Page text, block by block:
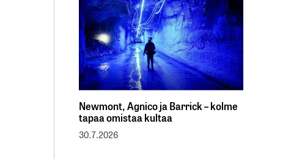
Newmont, Agnico ja Barrick – kolme
tapaa omistaa kultaa
30.7.2026